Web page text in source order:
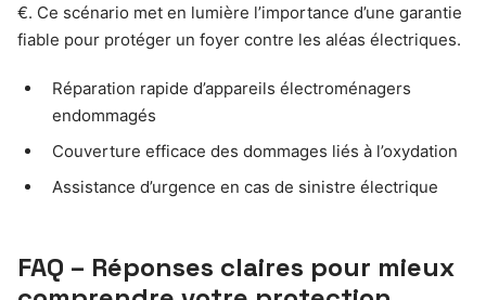
€. Ce scénario met en lumière l’importance d’une garantie
fiable pour protéger un foyer contre les aléas électriques.
Réparation rapide d’appareils électroménagers
endommagés
Couverture efficace des dommages liés à l’oxydation
Assistance d’urgence en cas de sinistre électrique
FAQ – Réponses claires pour mieux